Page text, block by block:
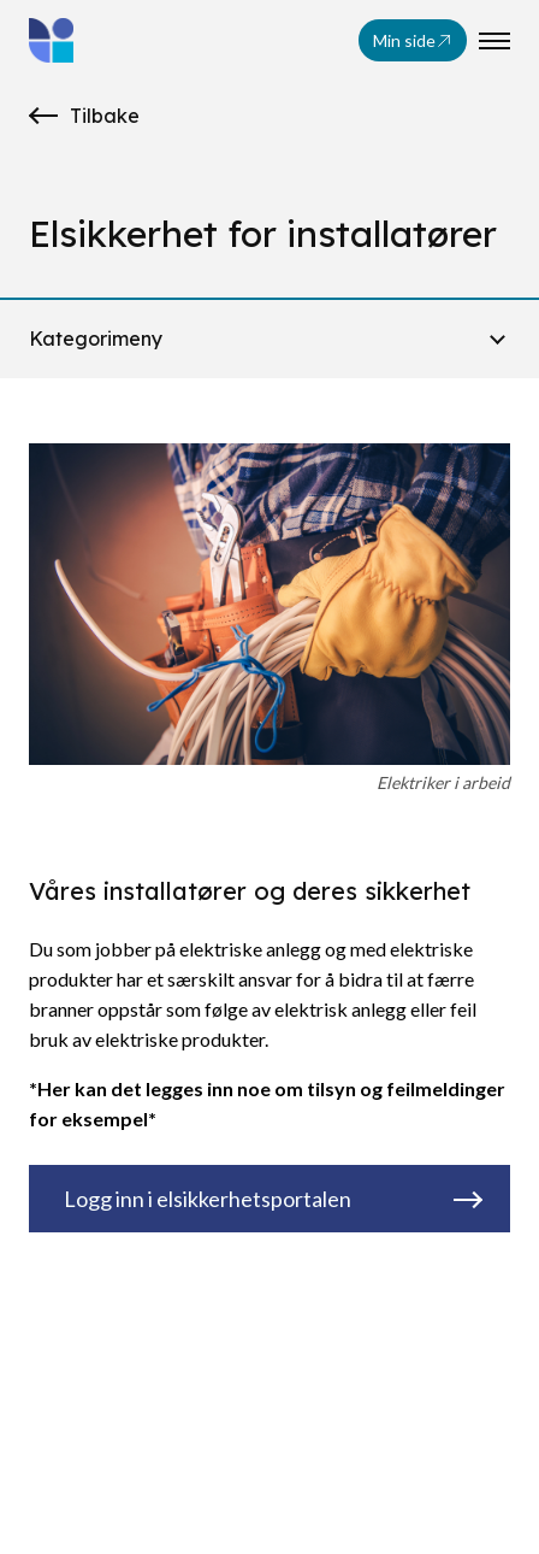
Min side
Tilbake
Elsikkerhet for installatører
Kategorimeny
Elektriker i arbeid
Våres installatører og deres sikkerhet
Du som jobber på elektriske anlegg og med elektriske
produkter har et særskilt ansvar for å bidra til at færre
branner oppstår som følge av elektrisk anlegg eller feil
bruk av elektriske produkter.
*Her kan det legges inn noe om tilsyn og feilmeldinger
for eksempel*
Logg inn i elsikkerhetsportalen